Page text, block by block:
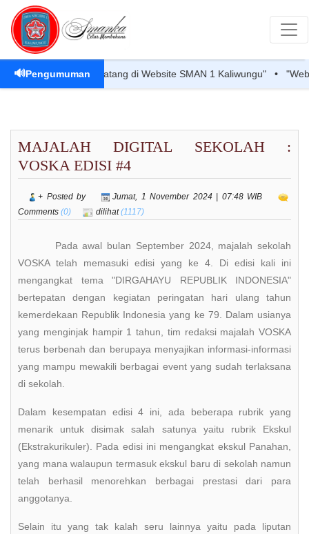
🔊Pengumuman
"Selamat Datang di Website SMAN 1 Kaliwungu" • "Website
MAJALAH DIGITAL SEKOLAH :
VOSKA EDISI #4
+ Posted by
Jumat, 1 November 2024 | 07:48 WIB
Comments (0) dilihat(1117)
Pada awal bulan September 2024, majalah sekolah
VOSKA telah memasuki edisi yang ke 4. Di edisi kali ini
mengangkat tema "DIRGAHAYU REPUBLIK INDONESIA"
bertepatan dengan kegiatan peringatan hari ulang tahun
kemerdekaan Republik Indonesia yang ke 79. Dalam usianya
yang menginjak hampir 1 tahun, tim redaksi majalah VOSKA
terus berbenah dan berupaya menyajikan informasi-informasi
yang mampu mewakili berbagai event yang sudah terlaksana
di sekolah.
Dalam kesempatan edisi 4 ini, ada beberapa rubrik yang
menarik untuk disimak salah satunya yaitu rubrik Ekskul
(Ekstrakurikuler). Pada edisi ini mengangkat ekskul Panahan,
yang mana walaupun termasuk ekskul baru di sekolah namun
telah berhasil menorehkan berbagai prestasi dari para
anggotanya.
Selain itu yang tak kalah seru lainnya yaitu pada liputan